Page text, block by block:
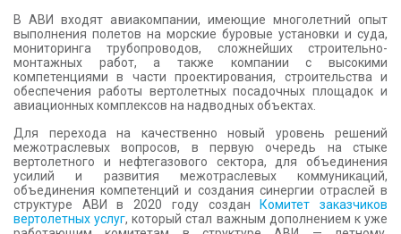
В АВИ входят авиакомпании, имеющие многолетний опыт
выполнения полетов на морские буровые установки и суда,
мониторинга трубопроводов, сложнейших строительно-
монтажных работ, а также компании с высокими
компетенциями в части проектирования, строительства и
обеспечения работы вертолетных посадочных площадок и
авиационных комплексов на надводных объектах.
Для перехода на качественно новый уровень решений
межотраслевых вопросов, в первую очередь на стыке
вертолетного и нефтегазового сектора, для объединения
усилий и развития межотраслевых коммуникаций,
объединения компетенций и создания синергии отраслей в
структуре АВИ в 2020 году создан
Комитет заказчиков
вертолетных услуг, который стал важным дополнением к уже